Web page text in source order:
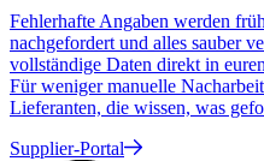
Fehlerhafte Angaben werden
nachgefordert und alles sauber
vollständige Daten direkt in
Für weniger manuelle
Lieferanten, die wissen, was
Supplier-Portal